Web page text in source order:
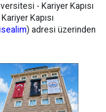
- Kariyer Kapısı
Kapısı
) adresi üzerinden